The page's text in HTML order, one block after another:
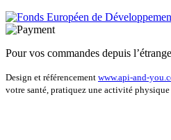
Pour vos commandes depuis
Design et référencement www.api-and-
votre santé, pratiquez une activité